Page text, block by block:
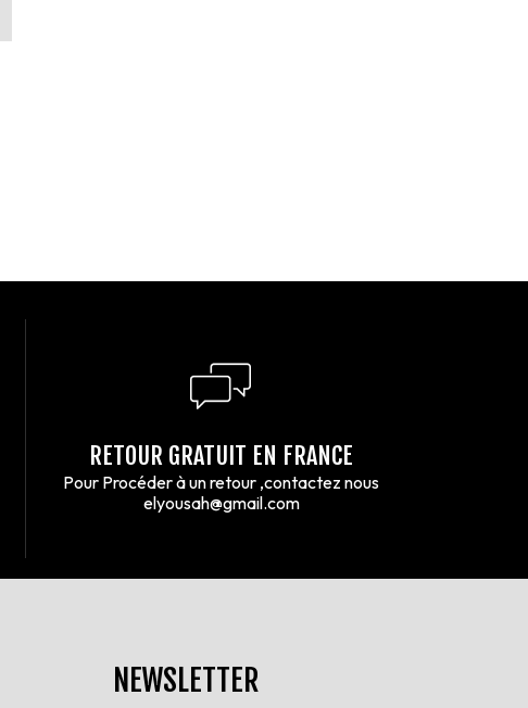
RETOUR GRATUIT EN FRANCE
Pour Procéder à un retour ,contactez nous
elyousah@gmail.com
NEWSLETTER